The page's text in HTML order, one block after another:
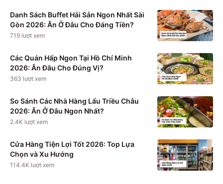
Danh Sách Buffet Hải Sản Ngon Nhất Sài
Gòn 2026: Ăn Ở Đâu Cho Đáng Tiền?
719 lượt xem
Các Quán Hấp Ngon Tại Hồ Chí Minh
2026: Ăn Đâu Cho Đúng Vị?
363 lượt xem
So Sánh Các Nhà Hàng Lẩu Triều Châu
2026: Ăn Ở Đâu Ngon Nhất?
2.4K lượt xem
Cửa Hàng Tiện Lợi Tốt 2026: Top Lựa
Chọn và Xu Hướng
114.4K lượt xem